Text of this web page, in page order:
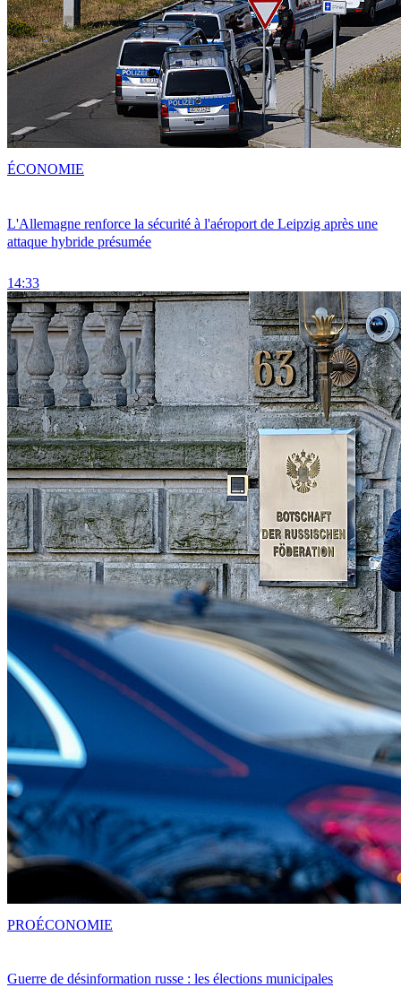
L'Allemagne renforce la sécurité à l'aéroport de Leipzig après une
attaque hybride présumée
14:33
ÉCONOMIE
Guerre de désinformation russe : les élections municipales
PROÉCONOMIE